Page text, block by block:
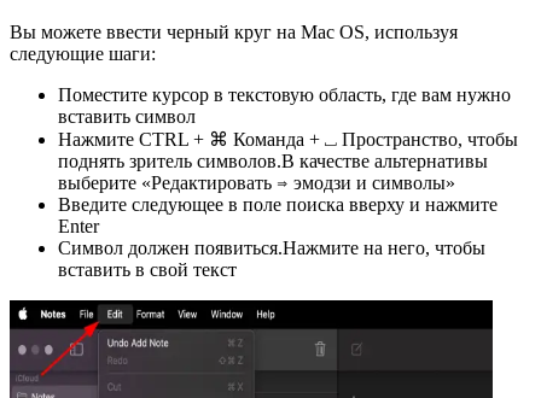
Вы можете ввести черный круг на Mac OS, используя
следующие шаги:
Поместите курсор в текстовую область, где вам нужно
вставить символ
Нажмите CTRL + ⌘ Команда + ⎵ Пространство, чтобы
поднять зритель символов.В качестве альтернативы
выберите «Редактировать ⇒ эмодзи и символы»
Введите следующее в поле поиска вверху и нажмите
Enter
Символ должен появиться.Нажмите на него, чтобы
вставить в свой текст